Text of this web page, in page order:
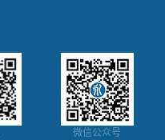
微信公众号